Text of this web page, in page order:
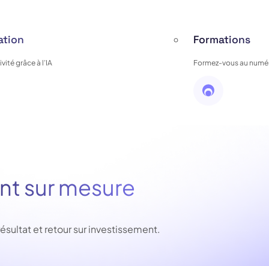
grâce à l’IA
Formations
Formez-vous au
sur mesure
et retour sur investissement.